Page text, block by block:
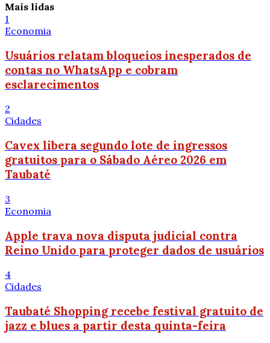
Mais lidas
1
Economia
Usuários relatam bloqueios inesperados de
contas no WhatsApp e cobram
esclarecimentos
2
Cidades
Cavex libera segundo lote de ingressos
gratuitos para o Sábado Aéreo 2026 em
Taubaté
3
Economia
Apple trava nova disputa judicial contra
Reino Unido para proteger dados de usuários
4
Cidades
Taubaté Shopping recebe festival gratuito de
jazz e blues a partir desta quinta-feira